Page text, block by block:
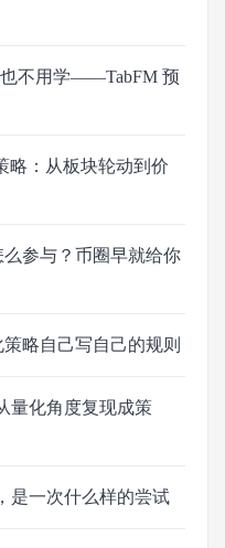
不用学——TabFM 预
略：从板块轮动到价
么参与？币圈早就给你
策略自己写自己的规则
量化角度复现成策
是一次什么样的尝试